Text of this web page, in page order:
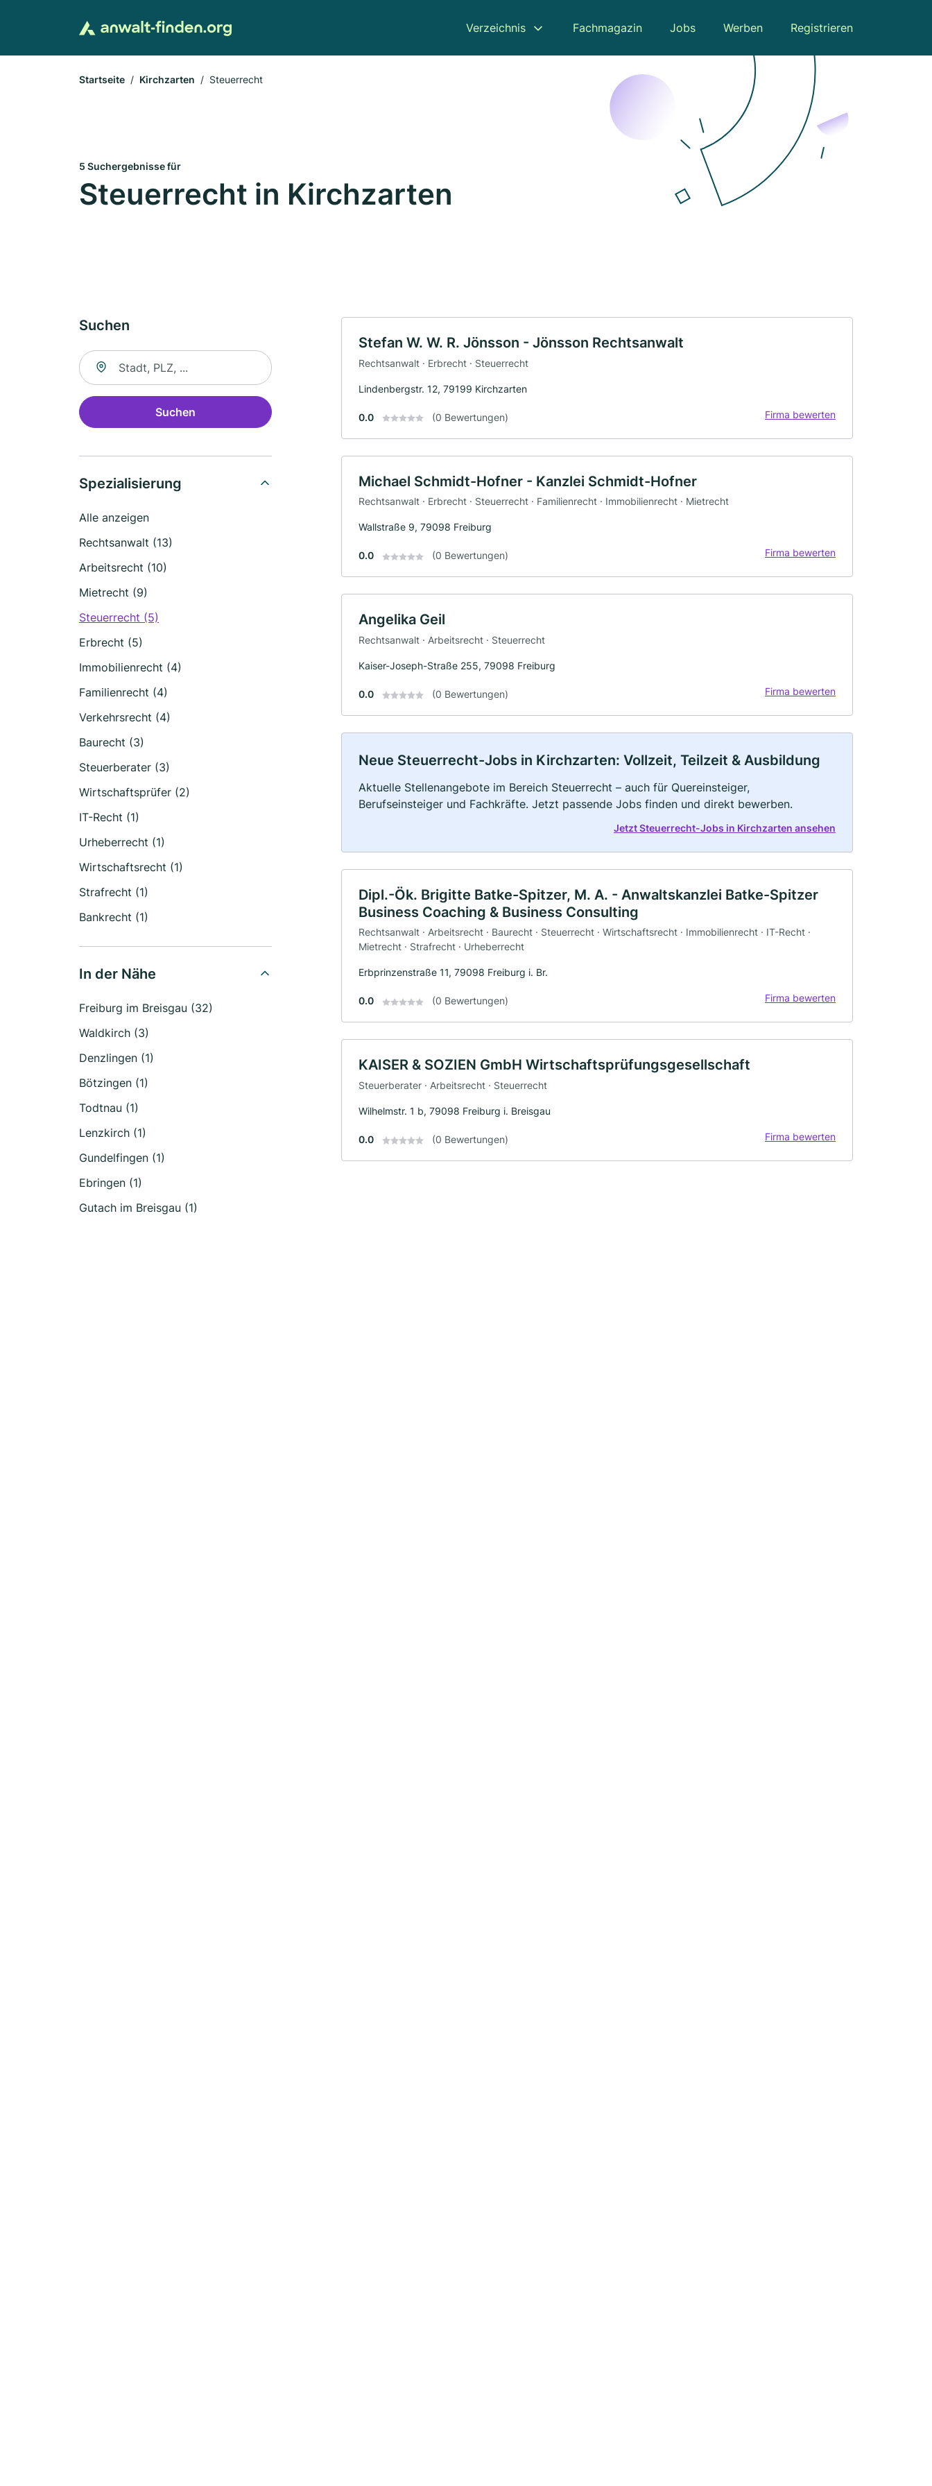
Verzeichnis Fachmagazin Jobs Werben Registrieren
Startseite Kirchzarten Steuerrecht
5 Suchergebnisse für
Steuerrecht in Kirchzarten
Suchen
Suche nach Ort
Suchen
Spezialisierung
Alle anzeigen
Rechtsanwalt (13)
Arbeitsrecht (10)
Mietrecht (9)
Steuerrecht (5)
Erbrecht (5)
Immobilienrecht (4)
Familienrecht (4)
Verkehrsrecht (4)
Baurecht (3)
Steuerberater (3)
Wirtschaftsprüfer (2)
IT-Recht (1)
Urheberrecht (1)
Wirtschaftsrecht (1)
Strafrecht (1)
Bankrecht (1)
In der Nähe
Freiburg im Breisgau (32)
Waldkirch (3)
Denzlingen (1)
Bötzingen (1)
Todtnau (1)
Lenzkirch (1)
Gundelfingen (1)
Ebringen (1)
Gutach im Breisgau (1)
Stefan W. W. R. Jönsson - Jönsson Rechtsanwalt
Rechtsanwalt · Erbrecht · Steuerrecht
Lindenbergstr. 12, 79199 Kirchzarten
0.0 (0 Bewertungen) Firma bewerten
Michael Schmidt-Hofner - Kanzlei Schmidt-Hofner
Rechtsanwalt · Erbrecht · Steuerrecht · Familienrecht · Immobilienrecht · Mietrecht
Wallstraße 9, 79098 Freiburg
0.0 (0 Bewertungen) Firma bewerten
Angelika Geil
Rechtsanwalt · Arbeitsrecht · Steuerrecht
Kaiser-Joseph-Straße 255, 79098 Freiburg
0.0 (0 Bewertungen) Firma bewerten
Neue Steuerrecht-Jobs in Kirchzarten: Vollzeit, Teilzeit & Ausbildung
Aktuelle Stellenangebote im Bereich Steuerrecht – auch für Quereinsteiger,
Berufseinsteiger und Fachkräfte. Jetzt passende Jobs finden und direkt bewerben.
Jetzt Steuerrecht-Jobs in Kirchzarten ansehen
Dipl.-Ök. Brigitte Batke-Spitzer, M. A. - Anwaltskanzlei Batke-Spitzer
Business Coaching & Business Consulting
Rechtsanwalt · Arbeitsrecht · Baurecht · Steuerrecht · Wirtschaftsrecht · Immobilienrecht · IT-Recht ·
Mietrecht · Strafrecht · Urheberrecht
Erbprinzenstraße 11, 79098 Freiburg i. Br.
0.0 (0 Bewertungen) Firma bewerten
KAISER & SOZIEN GmbH Wirtschaftsprüfungsgesellschaft
Steuerberater · Arbeitsrecht · Steuerrecht
Wilhelmstr. 1 b, 79098 Freiburg i. Breisgau
0.0 (0 Bewertungen) Firma bewerten